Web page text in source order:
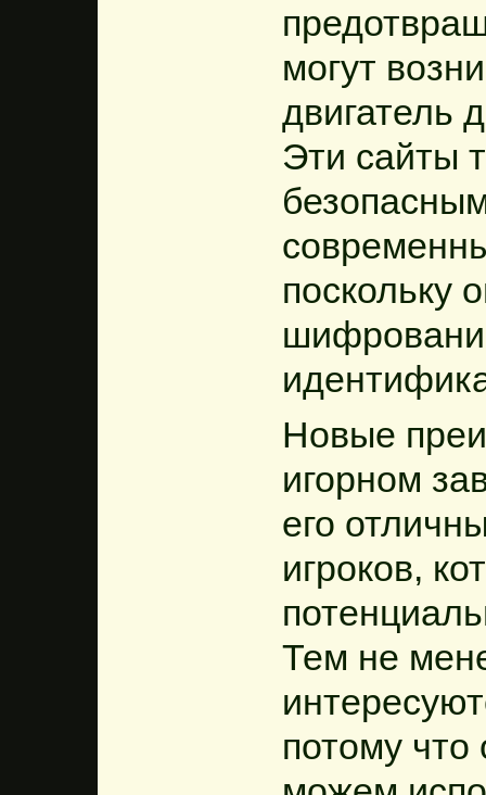
могут
двигатель
Эти сайты
поскольку
Новые
игорном
его
игроков,
Тем не
потому